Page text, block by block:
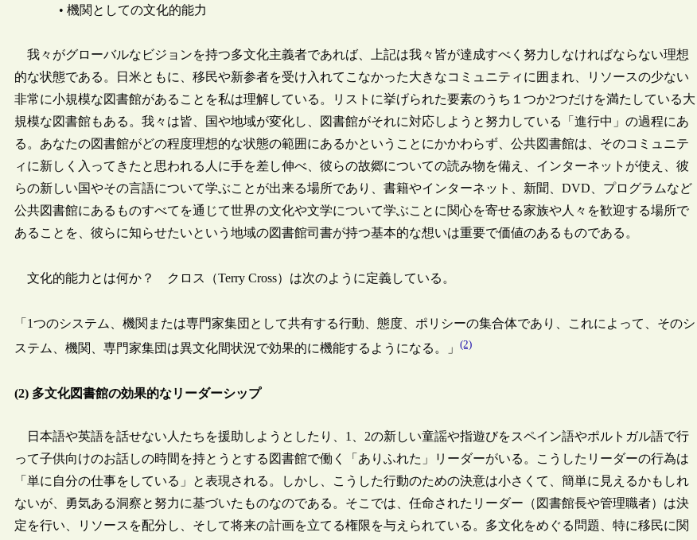
• 機関としての文化的能力
我々がグローバルなビジョンを持つ多文化主義者であれば、上記は我々皆が達成すべく努力しなければならない理想
的な状態である。日米ともに、移民や新参者を受け入れてこなかった大きなコミュニティに囲まれ、リソースの少ない
非常に小規模な図書館があることを私は理解している。リストに挙げられた要素のうち１つか2つだけを満たしている大
規模な図書館もある。我々は皆、国や地域が変化し、図書館がそれに対応しようと努力している「進行中」の過程にあ
る。あなたの図書館がどの程度理想的な状態の範囲にあるかということにかかわらず、公共図書館は、そのコミュニテ
ィに新しく入ってきたと思われる人に手を差し伸べ、彼らの故郷についての読み物を備え、インターネットが使え、彼
らの新しい国やその言語について学ぶことが出来る場所であり、書籍やインターネット、新聞、DVD、プログラムなど
公共図書館にあるものすべてを通じて世界の文化や文学について学ぶことに関心を寄せる家族や人々を歓迎する場所で
あることを、彼らに知らせたいという地域の図書館司書が持つ基本的な想いは重要で価値のあるものである。
文化的能力とは何か？ クロス（Terry Cross）は次のように定義している。
「1つのシステム、機関または専門家集団として共有する行動、態度、ポリシーの集合体であり、これによって、そのシ
ステム、機関、専門家集団は異文化間状況で効果的に機能するようになる。」 (2)
(2) 多文化図書館の効果的なリーダーシップ
日本語や英語を話せない人たちを援助しようとしたり、1、2の新しい童謡や指遊びをスペイン語やポルトガル語で行
って子供向けのお話しの時間を持とうとする図書館で働く「ありふれた」リーダーがいる。こうしたリーダーの行為は
「単に自分の仕事をしている」と表現される。しかし、こうした行動のための決意は小さくて、簡単に見えるかもしれ
ないが、勇気ある洞察と努力に基づいたものなのである。そこでは、任命されたリーダー（図書館長や管理職者）は決
定を行い、リソースを配分し、そして将来の計画を立てる権限を与えられている。多文化をめぐる問題、特に移民に関